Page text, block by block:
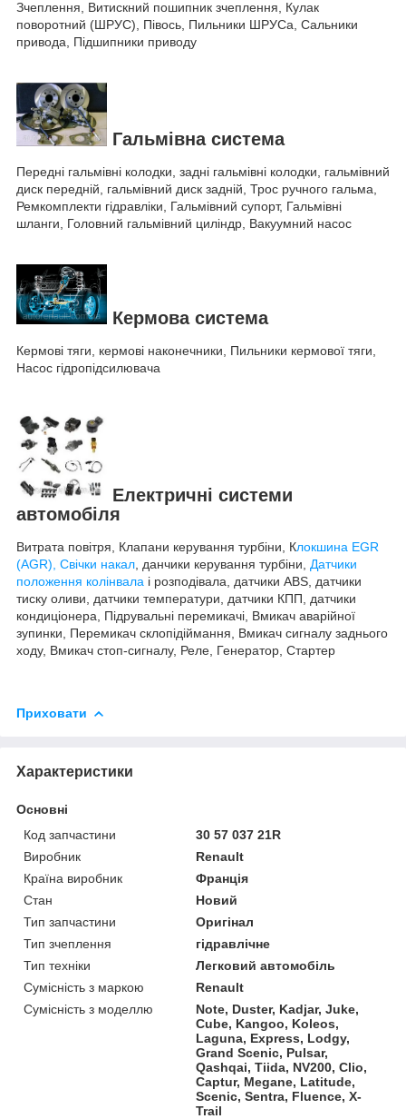
Зчеплення, Витискний пошипник зчеплення, Кулак
поворотний (ШРУС), Півось, Пильники ШРУСа, Сальники
привода, Підшипники приводу
Гальмівна система
Передні гальмівні колодки, задні гальмівні колодки, гальмівний
диск передній, гальмівний диск задній, Трос ручного гальма,
Ремкомплекти гідравліки, Гальмівний супорт, Гальмівні
шланги, Головний гальмівний циліндр, Вакуумний насос
Кермова система
Кермові тяги, кермові наконечники, Пильники кермової тяги,
Насос гідропідсилювача
Електричні системи
автомобіля
Витрата повітря, Клапани керування турбіни, Клокшина EGR
(AGR), Свічки накал , данчики керування турбіни,
Датчики
положення колінвала і розподівала, датчики ABS, датчики
тиску оливи, датчики температури, датчики КПП, датчики
кондиціонера, Підрувальні перемикачі, Вмикач аварійної
зупинки, Перемикач склопідіймання, Вмикач сигналу заднього
ходу, Вмикач стоп-сигналу, Реле, Генератор, Стартер
Приховати
Характеристики
Основні
Код запчастини
30 57 037 21R
Виробник
Renault
Країна виробник
Франція
Стан
Новий
Тип запчастини
Оригінал
Тип зчеплення
гідравлічне
Тип техніки
Легковий автомобіль
Сумісність з маркою
Renault
Сумісність з моделлю
Note, Duster, Kadjar, Juke,
Cube, Kangoo, Koleos,
Laguna, Express, Lodgy,
Grand Scenic, Pulsar,
Qashqai, Tiida, NV200, Clio,
Captur, Megane, Latitude,
Scenic, Sentra, Fluence, X-
Trail